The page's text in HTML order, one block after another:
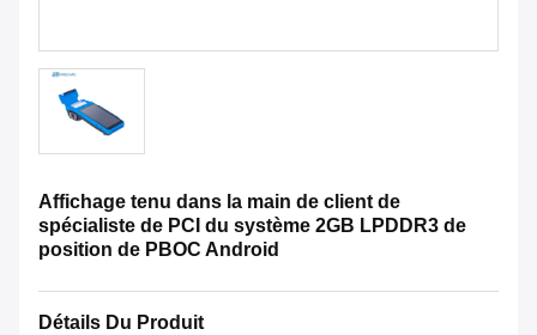
Affichage tenu dans la main de client de
spécialiste de PCI du système 2GB LPDDR3 de
position de PBOC Android
Détails Du Produit